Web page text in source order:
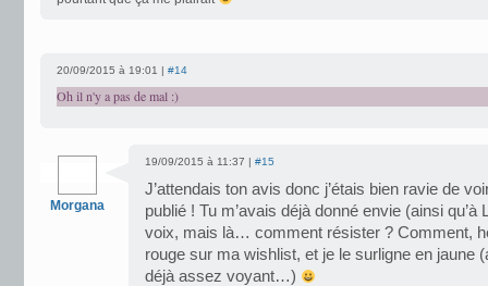
20/09/2015 à 19:01 | #14
Oh il n'y a pas de mal :)
Morgana
19/09/2015 à 11:37 | #15
J’attendais ton avis donc j’étais bien ravie de
publié ! Tu m’avais déjà donné envie (ainsi qu’à
voix, mais là… comment résister ? Comment,
rouge sur ma wishlist, et je le surligne en jaune
déjà assez voyant…)